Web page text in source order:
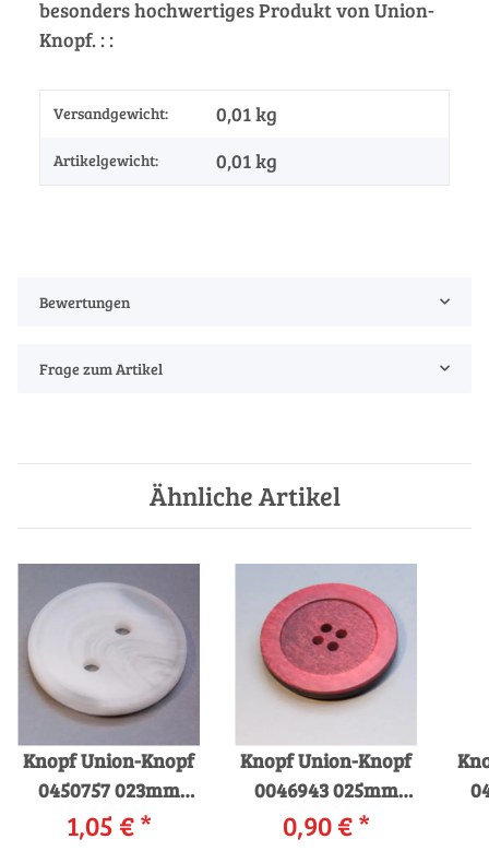
besonders hochwertiges Produkt von Union-
Knopf. : :
Versandgewicht: 0,01 kg
Artikelgewicht: 0,01kg
Bewertungen
Frage zum Artikel
Ähnliche Artikel
Knopf Union-Knopf
0450757 023mm
0012 weiss
1,05 €*
Knopf Union-Knopf
0046943 025mm
0501 rot
0,90 €*